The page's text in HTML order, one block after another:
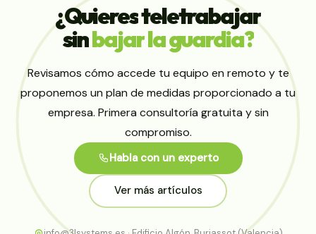
¿Quieresteletrabajar
sinbajarlaguardia?
Revisamos cómo accede tu equipo en remoto y te
proponemos un plan de medidas proporcionado a tu
empresa. Primera consultoría gratuita y sin
compromiso.
Habla con un experto
Ver más artículos